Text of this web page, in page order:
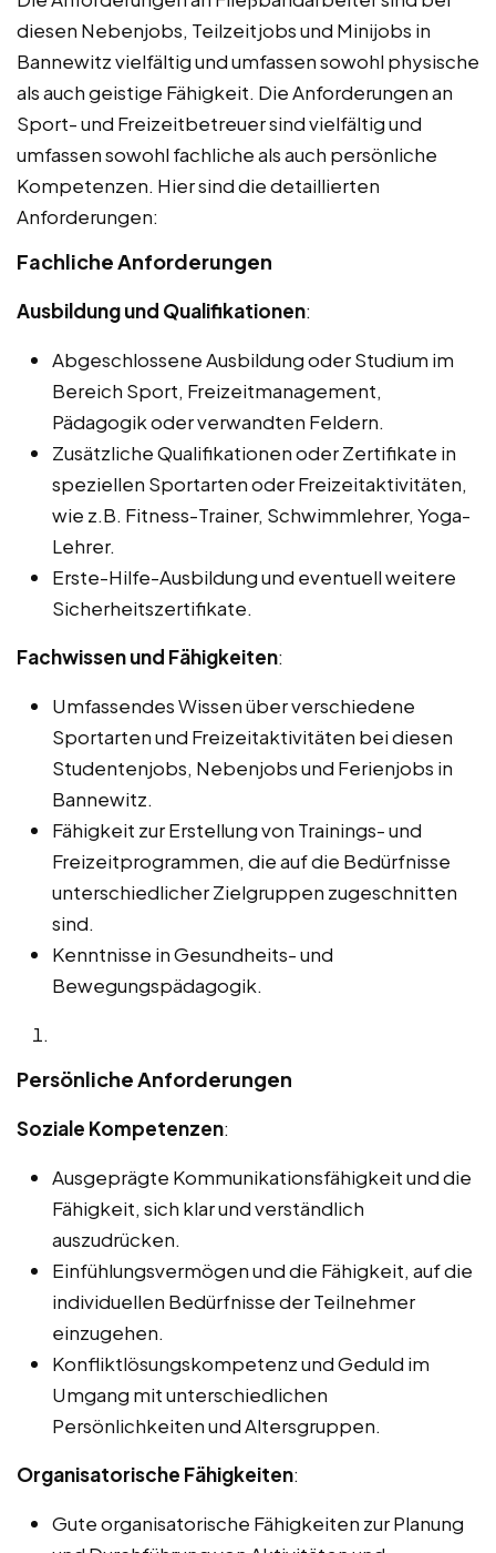
diesen Nebenjobs, Teilzeitjobs und Minijobs in
Bannewitz vielfältig und umfassen sowohl physische
als auch geistige Fähigkeit. Die Anforderungen an
Sport- und Freizeitbetreuer sind vielfältig und
umfassen sowohl fachliche als auch persönliche
Kompetenzen. Hier sind die detaillierten
Anforderungen:
Fachliche Anforderungen
Ausbildung und Qualifikationen:
Abgeschlossene Ausbildung oder Studium im
Bereich Sport, Freizeitmanagement,
Pädagogik oder verwandten Feldern.
Zusätzliche Qualifikationen oder Zertifikate in
speziellen Sportarten oder Freizeitaktivitäten,
wie z.B. Fitness-Trainer, Schwimmlehrer, Yoga-
Lehrer.
Erste-Hilfe-Ausbildung und eventuell weitere
Sicherheitszertifikate.
Fachwissen und Fähigkeiten:
Umfassendes Wissen über verschiedene
Sportarten und Freizeitaktivitäten bei diesen
Studentenjobs, Nebenjobs und Ferienjobs in
Bannewitz.
Fähigkeit zur Erstellung von Trainings- und
Freizeitprogrammen, die auf die Bedürfnisse
unterschiedlicher Zielgruppen zugeschnitten
sind.
Kenntnisse in Gesundheits- und
Bewegungspädagogik.
Persönliche Anforderungen
Soziale Kompetenzen:
Ausgeprägte Kommunikationsfähigkeit und die
Fähigkeit, sich klar und verständlich
auszudrücken.
Einfühlungsvermögen und die Fähigkeit, auf die
individuellen Bedürfnisse der Teilnehmer
einzugehen.
Konfliktlösungskompetenz und Geduld im
Umgang mit unterschiedlichen
Persönlichkeiten und Altersgruppen.
Organisatorische Fähigkeiten:
Gute organisatorische Fähigkeiten zur Planung